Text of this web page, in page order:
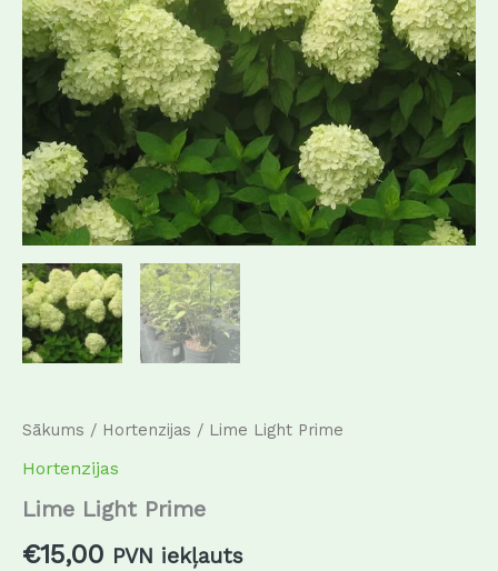
Sākums / Hortenzijas / Lime Light Prime
Hortenzijas
Lime Light Prime
€15,00 PVN iekļauts